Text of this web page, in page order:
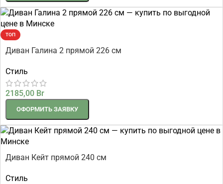
ТОП
Диван Галина 2 прямой 226 см
Стиль
2185,00 Br
ОФОРМИТЬ ЗАЯВКУ
Диван Кейт прямой 240 см
Стиль